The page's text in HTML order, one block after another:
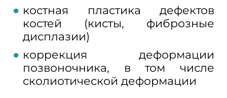
костная пластика дефектов
костей (кисты, фиброзные
дисплазии)
коррекция деформации
позвоночника, в том числе
сколиотической деформации